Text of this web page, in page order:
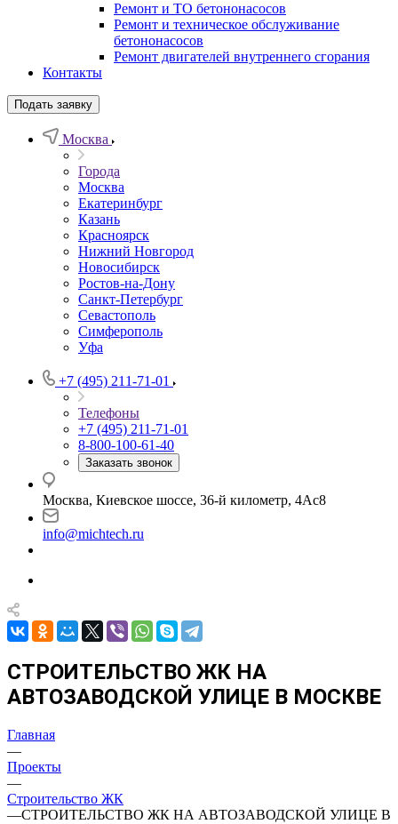
Ремонт и ТО бетононасосов
Ремонт и техническое обслуживание
бетононасосов
Ремонт двигателей внутреннего сгорания
Контакты
Подать заявку
Москва
Города
Москва
Екатеринбург
Казань
Красноярск
Нижний Новгород
Новосибирск
Ростов-на-Дону
Санкт-Петербург
Севастополь
Симферополь
Уфа
+7 (495) 211-71-01
Телефоны
+7 (495) 211-71-01
8-800-100-61-40
Заказать звонок
Москва, Киевское шоссе, 36-й километр, 4Ас8
info@michtech.ru
СТРОИТЕЛЬСТВО ЖК НА
АВТОЗАВОДСКОЙ УЛИЦЕ В МОСКВЕ
Главная
—
Проекты
—
Строительство ЖК
—СТРОИТЕЛЬСТВО ЖК НА АВТОЗАВОДСКОЙ УЛИЦЕ В